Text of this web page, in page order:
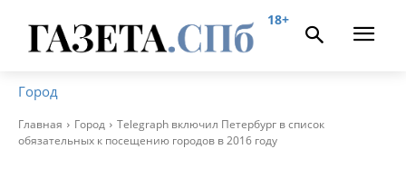
18+
Город
Главная Город
Telegraph включил Петербург в список
обязательных к посещению городов в 2016 году